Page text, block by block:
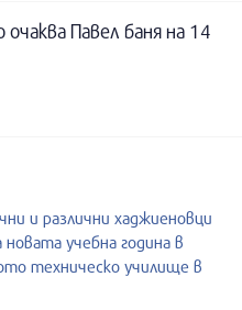
Павел баня на 14
и различни хаджиеновци
учебна година в
техническо училище в